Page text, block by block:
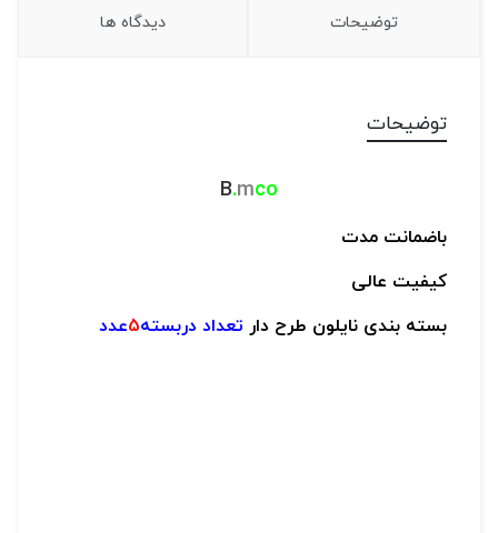
توضیحات دیدگاه ها
توضیحات
B.mco
باضمانت مدت
کیفیت عالی
بسته بندی نایلون طرح دار تعداد دربسته5عدد